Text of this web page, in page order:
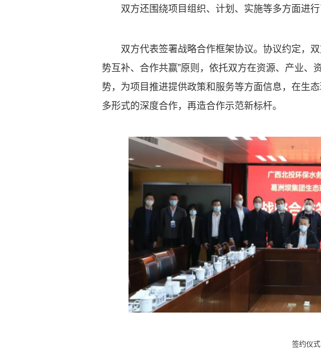
双方还围绕项目组织、计划、实施等多方面进行
双方代表签署战略合作框架协议。协议约定，
势互补、合作共赢”原则，依托双方在资源、产业、
势，为项目推进提供政策和服务等方面信息，在生
多形式的深度合作，再造合作示范新标杆。
签约仪式